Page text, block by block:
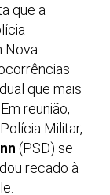
que a
Nova
que mais
reunião,
Militar,
(PSD) se
recado à